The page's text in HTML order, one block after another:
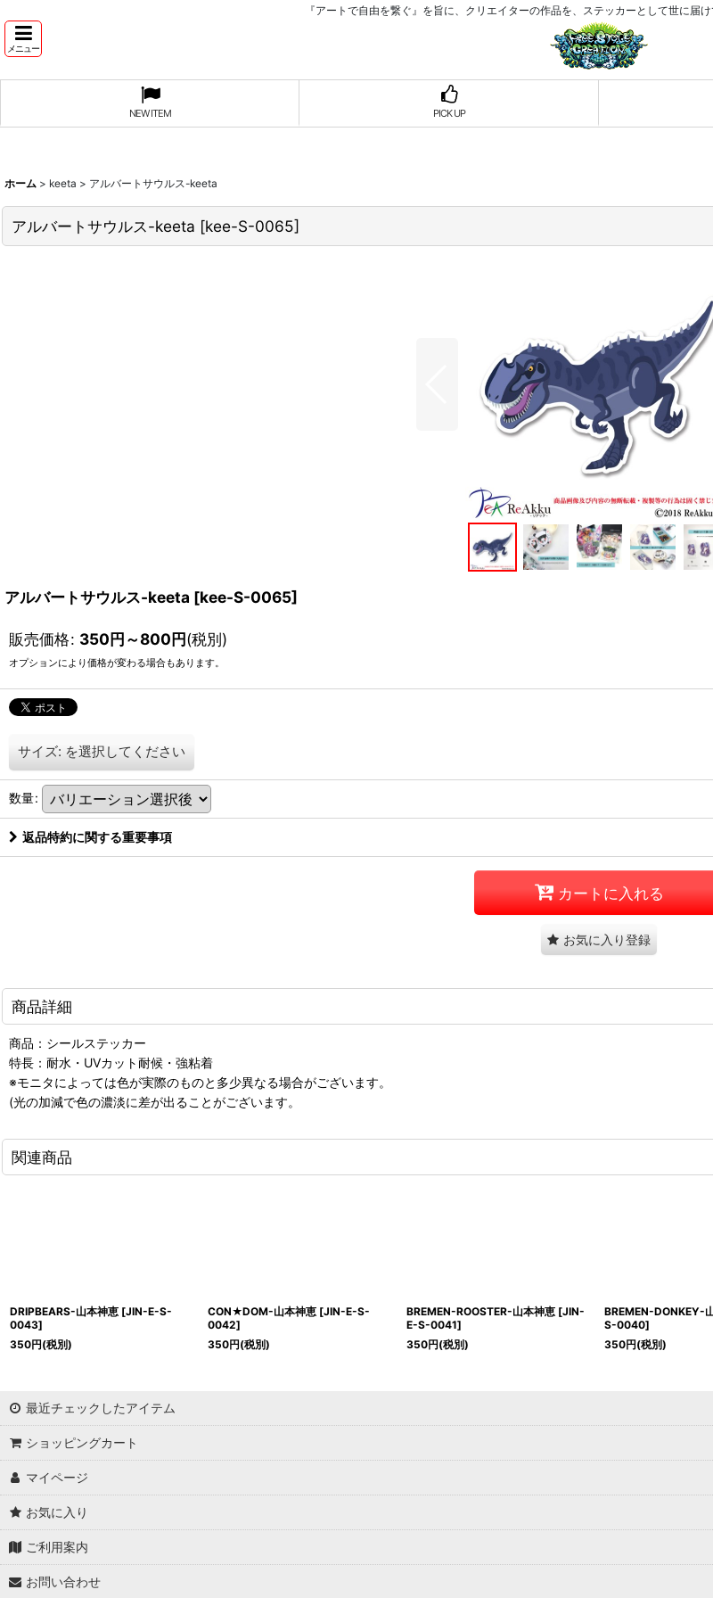
『アートで自由を繋ぐ』を旨に、クリエイターの作品を、ステッカーとして世に届
メニュー
NEW ITEM PICK UP
ホーム > keeta > アルバートサウルス-keeta
アルバートサウルス-keeta [kee-S-0065]
アルバートサウルス-keeta [kee-S-0065]
販売価格: 350円～800円(税別)
オプションにより価格が変わる場合もあります。
サイズ: を選択してください
数量:
返品特約に関する重要事項
カートに入れる
お気に入り登録
商品詳細
商品：シールステッカー
特長：耐水・UVカット耐候・強粘着
※モニタによっては色が実際のものと多少異なる場合がございます。
(光の加減で色の濃淡に差が出ることがございます。
関連商品
DRIPBEARS-山本神恵 [JIN-E-S-
0043]
350円(税別)
CON★DOM-山本神恵 [JIN-E-S-
0042]
350円(税別)
BREMEN-ROOSTER-山本神恵 [JIN-
E-S-0041]
350円(税別)
BREMEN-DONKEY-
S-0040]
350円(税別)
最近チェックしたアイテム
ショッピングカート
マイページ
お気に入り
ご利用案内
お問い合わせ